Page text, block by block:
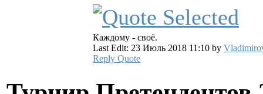
Каждому - своё.
Last Edit: 23 Июль 2018 11:10 by
Reply Quote